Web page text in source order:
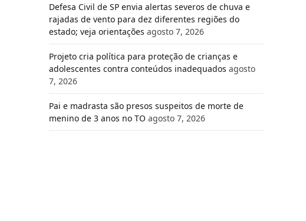
Defesa Civil de SP envia alertas severos de chuva e
rajadas de vento para dez diferentes regiões do
estado; veja orientações agosto 7, 2026
Projeto cria política para proteção de crianças e
adolescentes contra conteúdos inadequados agosto
7, 2026
Pai e madrasta são presos suspeitos de morte de
menino de 3 anos no TO agosto 7, 2026